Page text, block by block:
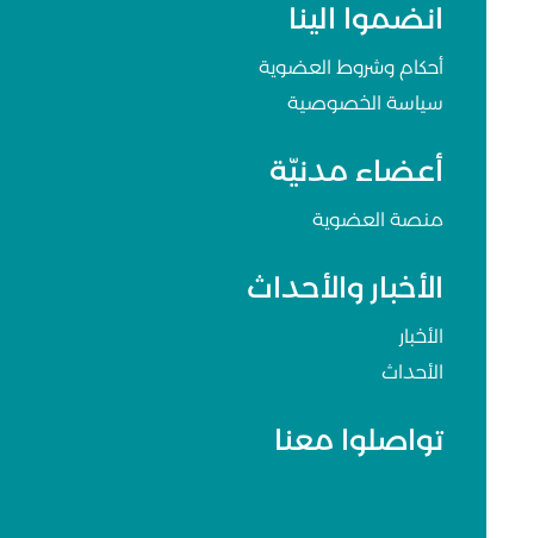
انضموا الينا
أحكام وشروط العضوية
سياسة الخصوصية
أعضاء مدنيّة
منصة العضوية
الأخبار والأحداث
الأخبار
الأحداث
تواصلوا معنا